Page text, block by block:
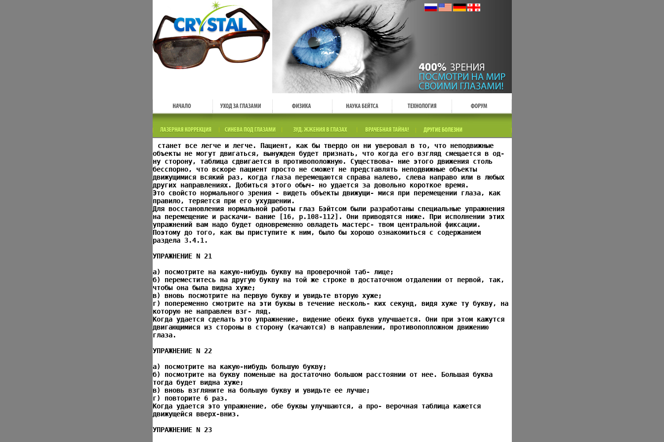
станет все легче и легче. Пациент, как бы твердо он ни уверовал в то, что неподвижные
объекты не могут двигаться, вынужден будет признать, что когда его взгляд смещается в од-
ну сторону, таблица сдвигается в противоположную. Существова- ние этого движения столь
бесспорно, что вскоре пациент просто не сможет не представлять неподвижные объекты
движущимися всякий раз, когда глаза перемещаются справа налево, слева направо или в любых
других направлениях. Добиться этого обыч- но удается за довольно короткое время.
Это свойсто нормального зрения - видеть объекты движущи- мися при перемещении глаза, как
правило, теряется при его ухудшении.
Для восстановления нормальной работы глаз Бэйтсом были разработаны специальные упражнения
на перемещение и раскачи- вание [16, р.108-112]. Они приводятся ниже. При исполнении этих
упражнений вам надо будет одновременно овладеть мастерс- твом центральной фиксации.
Поэтому до того, как вы приступите к ним, было бы хорошо ознакомиться с содержанием
раздела 3.4.1.
УПРАЖНЕНИЕ N 21
а) посмотрите на какую-нибудь букву на проверочной таб- лице;
б) переместитесь на другую букву на той же строке в достаточном отдалении от первой, так,
чтобы она была видна хуже;
в) вновь посмотрите на первую букву и увидьте вторую хуже;
г) попеременно смотрите на эти буквы в течение несколь- ких секунд, видя хуже ту букву, на
которую не направлен взг- ляд.
Когда удается сделать это упражнение, видение обеих букв улучшается. Они при этом кажутся
двигающимися из стороны в сторону (качаются) в направлении, противопопложном движению
глаза.
УПРАЖНЕНИЕ N 22
а) посмотрите на какую-нибудь большую букву;
б) посмотрите на букву поменьше на достаточно большом расстоянии от нее. Большая буква
тогда будет видна хуже;
в) вновь взгляните на большую букву и увидьте ее лучше;
г) повторите 6 раз.
Когда удается это упражнение, обе буквы улучшаются, а про- верочная таблица кажется
движущейся вверх-вниз.
УПРАЖНЕНИЕ N 23